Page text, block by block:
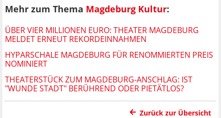
Mehr zum Thema Magdeburg Kultur:
ÜBER VIER MILLIONEN EURO: THEATER MAGDEBURG
MELDET ERNEUT REKORDEINNAHMEN
HYPARSCHALE MAGDEBURG FÜR RENOMMIERTEN PREIS
NOMINIERT
THEATERSTÜCK ZUM MAGDEBURG-ANSCHLAG: IST
"WUNDE STADT" BERÜHREND ODER PIETÄTLOS?
Zurück zur Übersicht